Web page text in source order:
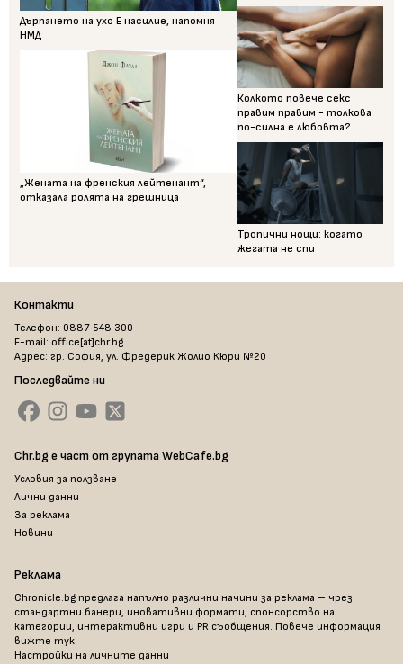
Дърпането на ухо Е насилие, напомня
НМД
„Жената на френския лейтенант“,
отказала ролята на грешница
Колкото повече секс
правим правим - толкова
по-силна е любовта?
Тропични нощи: когато
жегата не спи
Контакти
Телефон: 0887 548 300
E-mail: office[at]chr.bg
Адрес: гр. София, ул. Фредерик Жолио Кюри №20
Последвайте ни
Chr.bg е част от групата WebCafe.bg
Условия за ползване
Лични данни
За реклама
Новини
Реклама
Chronicle.bg предлага напълно различни начини за реклама – чрез
стандартни банери, иновативни формати, спонсорство на
категории, интерактивни игри и PR съобщения. Повече информация
вижте тук.
Настройки на личните данни